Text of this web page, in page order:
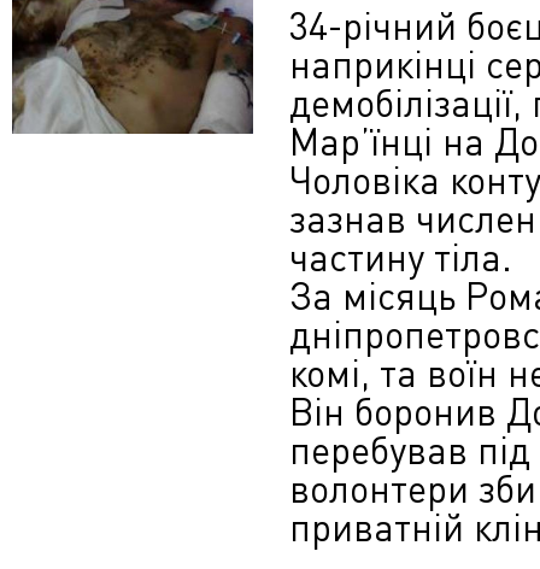
34-річний
наприкінці
Мар’їнці на
Чоловіка
зазнав
частину тіла.
За місяць
комі, та воїн
Він боронив
перебував
волонтери
приватній